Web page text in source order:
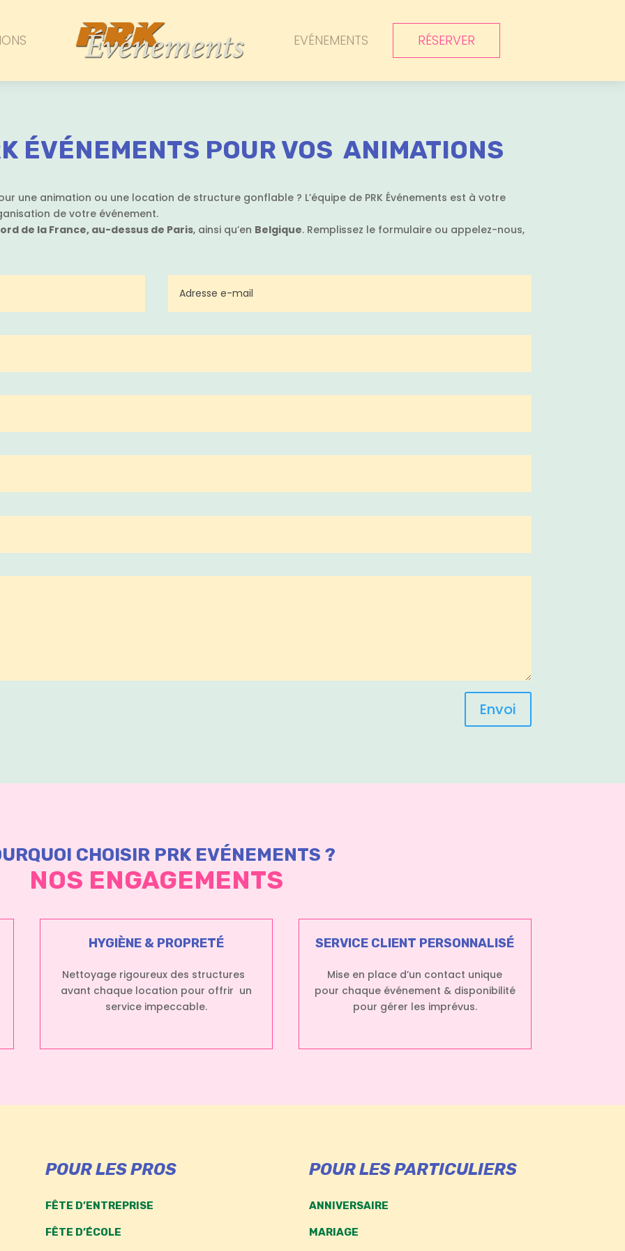
EVÉNEMENTS RÉSERVER
ÉVÉNEMENTS POUR VOS ANIMATIONS
une animation ou une location de structure gonflable ? L’équipe de PRK Événements est à votre
de votre événement.
de la France, au-dessus de Paris, ainsi qu’en Belgique. Remplissez le formulaire ou appelez-nous,
Envoi
CHOISIR PRK EVÉNEMENTS ?
NOS ENGAGEMENTS
HYGIÈNE & PROPRETÉ
Nettoyage rigoureux des structures
avant chaque location pour offrir un
service impeccable.
SERVICE CLIENT PERSONNALISÉ
Mise en place d’un contact unique
pour chaque événement & disponibilité
pour gérer les imprévus.
POUR LES PROS
FÊTE D’ENTREPRISE
FÊTE D’ÉCOLE
POUR LES PARTICULIERS
ANNIVERSAIRE
MARIAGE